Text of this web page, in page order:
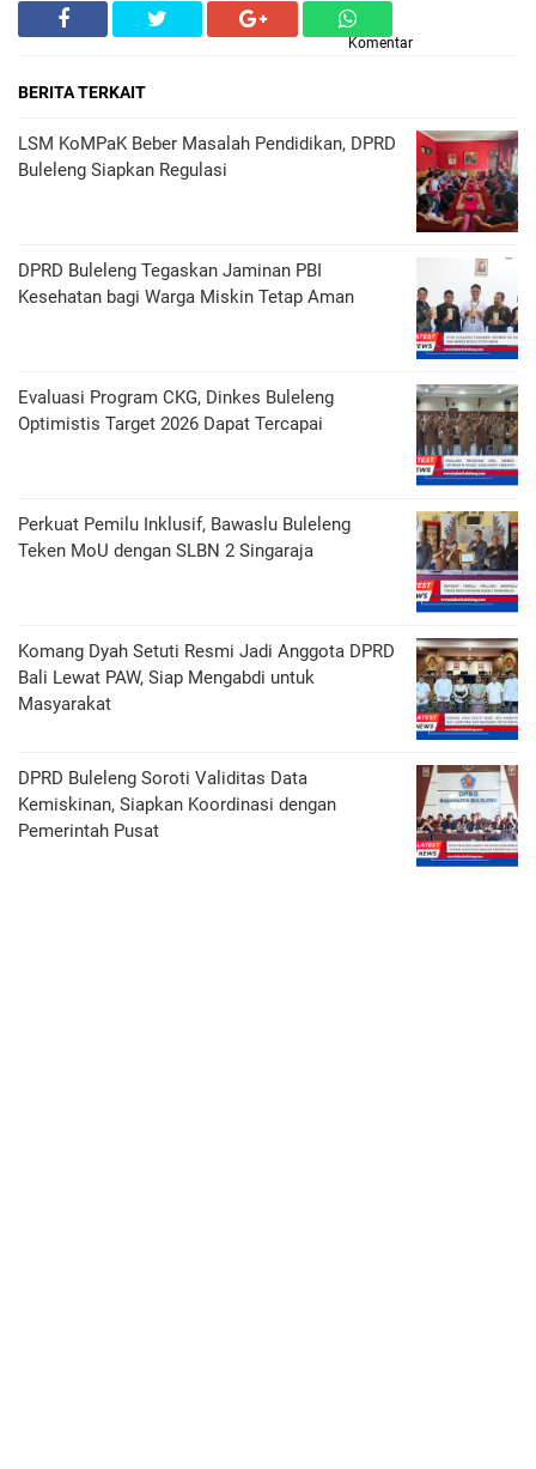
Komentar
BERITA TERKAIT
LSM KoMPaK Beber Masalah Pendidikan, DPRD
Buleleng Siapkan Regulasi
DPRD Buleleng Tegaskan Jaminan PBI
Kesehatan bagi Warga Miskin Tetap Aman
Evaluasi Program CKG, Dinkes Buleleng
Optimistis Target 2026 Dapat Tercapai
Perkuat Pemilu Inklusif, Bawaslu Buleleng
Teken MoU dengan SLBN 2 Singaraja
Komang Dyah Setuti Resmi Jadi Anggota DPRD
Bali Lewat PAW, Siap Mengabdi untuk
Masyarakat
DPRD Buleleng Soroti Validitas Data
Kemiskinan, Siapkan Koordinasi dengan
Pemerintah Pusat